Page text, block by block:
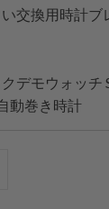
交換用時計ブ
デモウォッチ
動巻き時計